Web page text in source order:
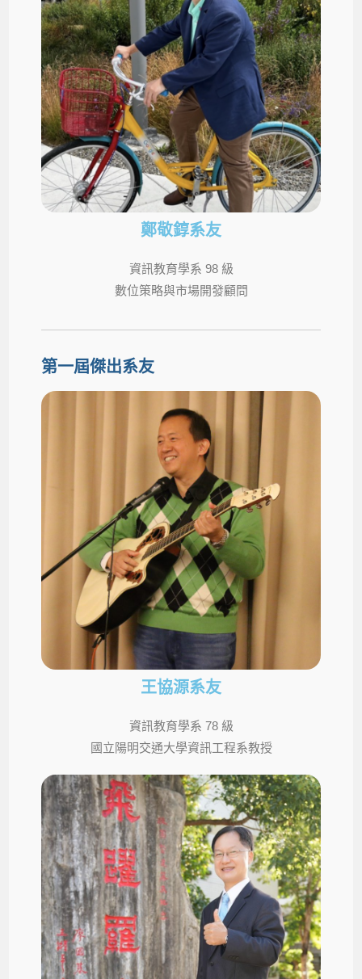
鄭敬錞系友
資訊教育學系 98 級
數位策略與市場開發顧問
第一屆傑出系友
王協源系友
資訊教育學系 78 級
國立陽明交通大學資訊工程系教授